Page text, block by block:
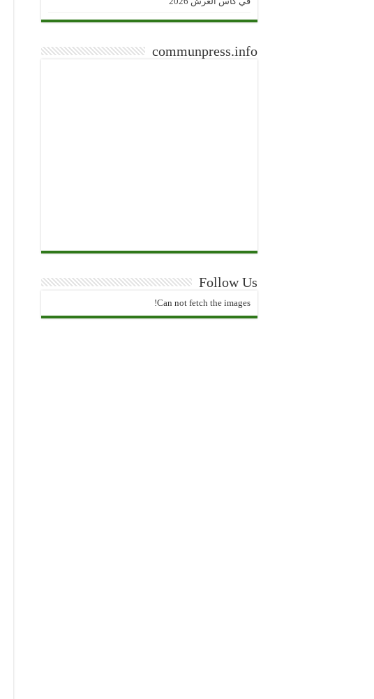
communpress.info
Follow Us
Can not fetch the images!